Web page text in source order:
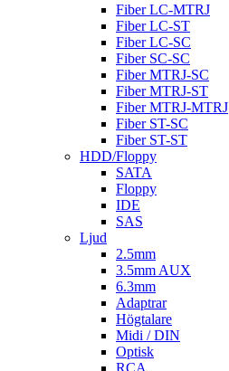
Fiber LC-MTRJ
Fiber LC-ST
Fiber LC-SC
Fiber SC-SC
Fiber MTRJ-SC
Fiber MTRJ-ST
Fiber MTRJ-MTRJ
Fiber ST-SC
Fiber ST-ST
HDD/Floppy
SATA
Floppy
IDE
SAS
Ljud
2.5mm
3.5mm AUX
6.3mm
Adaptrar
Högtalare
Midi / DIN
Optisk
RCA